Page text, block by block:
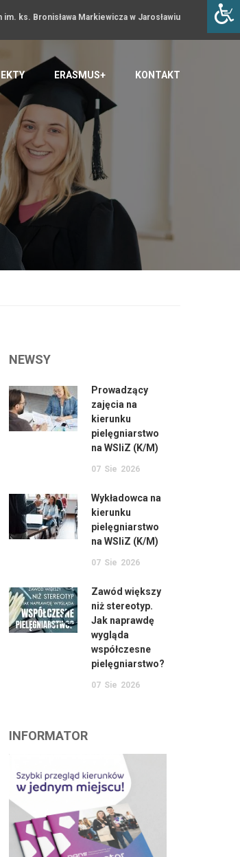
ks. Bronisława Markiewicza w Jarosławiu
ERASMUS+ KONTAKT
NEWSY
Prowadzący
zajęcia na
kierunku
pielęgniarstwo
na WSIiZ (K/M)
07 Sie 2026
Wykładowca na
kierunku
pielęgniarstwo
na WSIiZ (K/M)
07 Sie 2026
Zawód większy
niż stereotyp.
Jak naprawdę
wygląda
współczesne
pielęgniarstwo?
07 Sie 2026
INFORMATOR